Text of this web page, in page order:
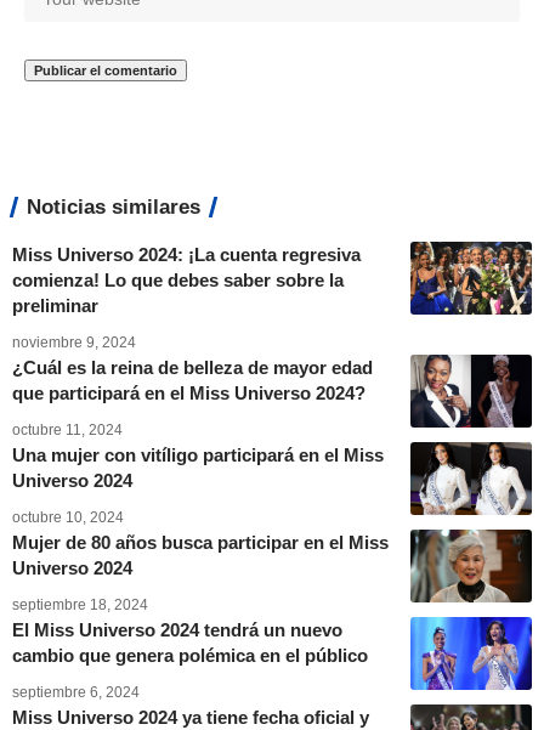
Noticias similares
Miss Universo 2024: ¡La cuenta regresiva
comienza! Lo que debes saber sobre la
preliminar
noviembre 9, 2024
¿Cuál es la reina de belleza de mayor edad
que participará en el Miss Universo 2024?
octubre 11, 2024
Una mujer con vitíligo participará en el Miss
Universo 2024
octubre 10, 2024
Mujer de 80 años busca participar en el Miss
Universo 2024
septiembre 18, 2024
El Miss Universo 2024 tendrá un nuevo
cambio que genera polémica en el público
septiembre 6, 2024
Miss Universo 2024 ya tiene fecha oficial y